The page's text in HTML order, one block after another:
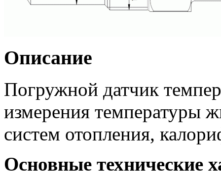
Описание
Погружной датчик
измерения температуры
систем отопления,
Основные технические